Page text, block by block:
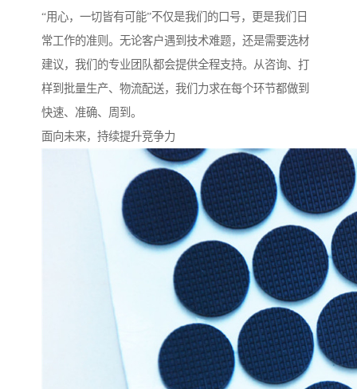
“用心，一切皆有可能”不仅是我们的口号，更是我们日
常工作的准则。无论客户遇到技术难题，还是需要选材
建议，我们的专业团队都会提供全程支持。从咨询、打
样到批量生产、物流配送，我们力求在每个环节都做到
快速、准确、周到。
面向未来，持续提升竞争力